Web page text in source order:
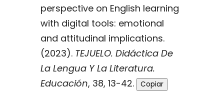
perspective on English learning
with digital tools: emotional
and attitudinal implications.
(2023). TEJUELO. Didáctica De
La Lengua Y La Literatura.
Educación, 38, 13-42. Copiar